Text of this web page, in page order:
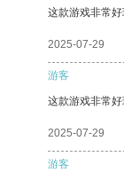
这款游戏非常
2025-07-29
游客
这款游戏非常好
2025-07-29
游客